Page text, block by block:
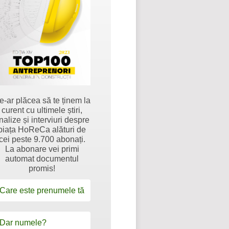
ar plăcea să te ținem la
curent cu ultimele știri,
și interviuri despre
HoReCa alături de
peste 9.700 abonați.
La abonare vei primi
automat documentul
promis!